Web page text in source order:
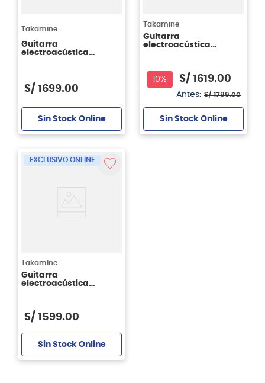
Takamine
Guitarra
electroacústica
S/ 1699.00
Sin Stock Online
Takamine
Guitarra
electroacústica
10% S/ 1619.00
Antes: S/ 1799.00
Sin Stock Online
EXCLUSIVO ONLINE
Takamine
Guitarra
electroacústica
S/ 1599.00
Sin Stock Online